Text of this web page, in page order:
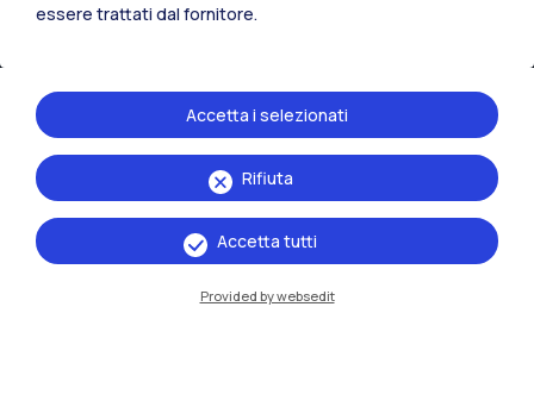
IT EN
Sedi
Milano Leonardo
essere trattati dal fornitore.
Rifiuta
Accetta i selezionati
Accetta tutti
Provided by websedit